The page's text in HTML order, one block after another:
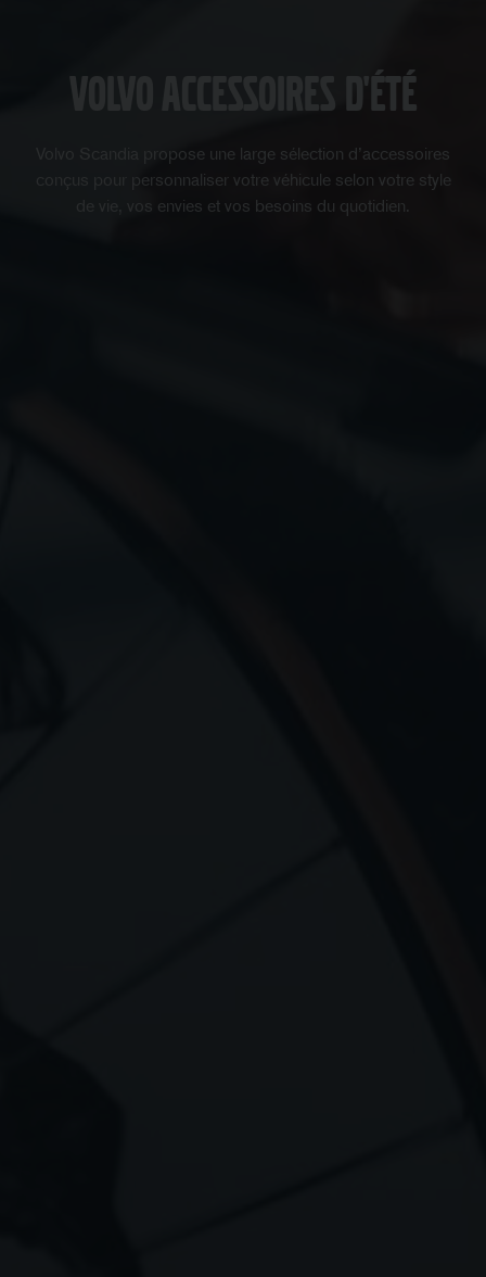
Volvo Accessoires d'été
Volvo Scandia propose une large sélection d’accessoires
conçus pour personnaliser votre véhicule selon votre style
de vie, vos envies et vos besoins du quotidien.